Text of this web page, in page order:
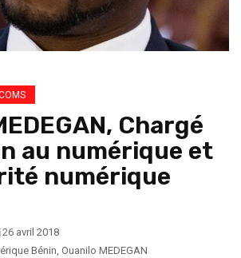
Chargé
au numérique et
numérique
26 avril 2018
Bénin, Ouanilo MEDEGAN